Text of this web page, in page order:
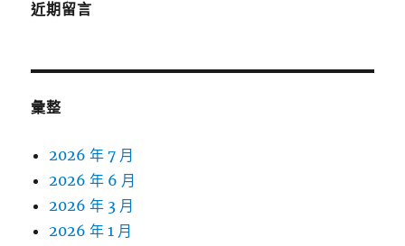
近期留言
彙整
2026 年 7 月
2026 年 6 月
2026 年 3 月
2026 年 1 月